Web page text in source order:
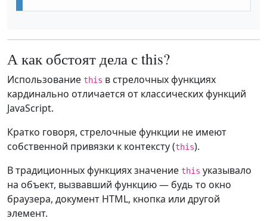
А как обстоят дела с this?
Использование this в стрелочных функциях
кардинально отличается от классических функций
JavaScript.
Кратко говоря, стрелочные функции не имеют
собственной привязки к контексту (this).
В традиционных функциях значение this указывало
на объект, вызвавший функцию — будь то окно
браузера, документ HTML, кнопка или другой
элемент.